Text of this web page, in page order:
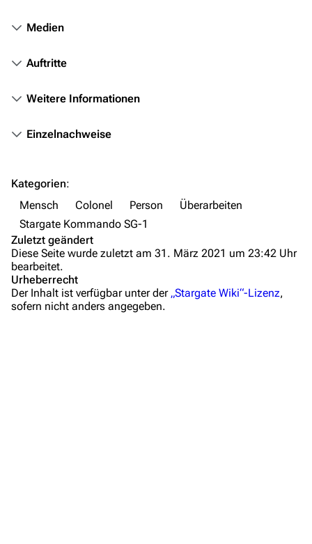
Personen
Fanprojekte
Kommerzielles
Hilfe
Medien
Auftritte
Weitere Informationen
Einzelnachweise
Kategorien:
Mensch
Colonel Person
Überarbeiten
Stargate Kommando SG-1
Zuletzt geändert
Diese Seite wurde zuletzt am 31. März 2021 um 23:42 Uhr
bearbeitet.
Urheberrecht
Der Inhalt ist verfügbar unter der „Stargate Wiki“-Lizenz,
sofern nicht anders angegeben.